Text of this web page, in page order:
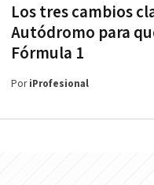
Los tres cambios
Autódromo para
Fórmula 1
PoriProfesional